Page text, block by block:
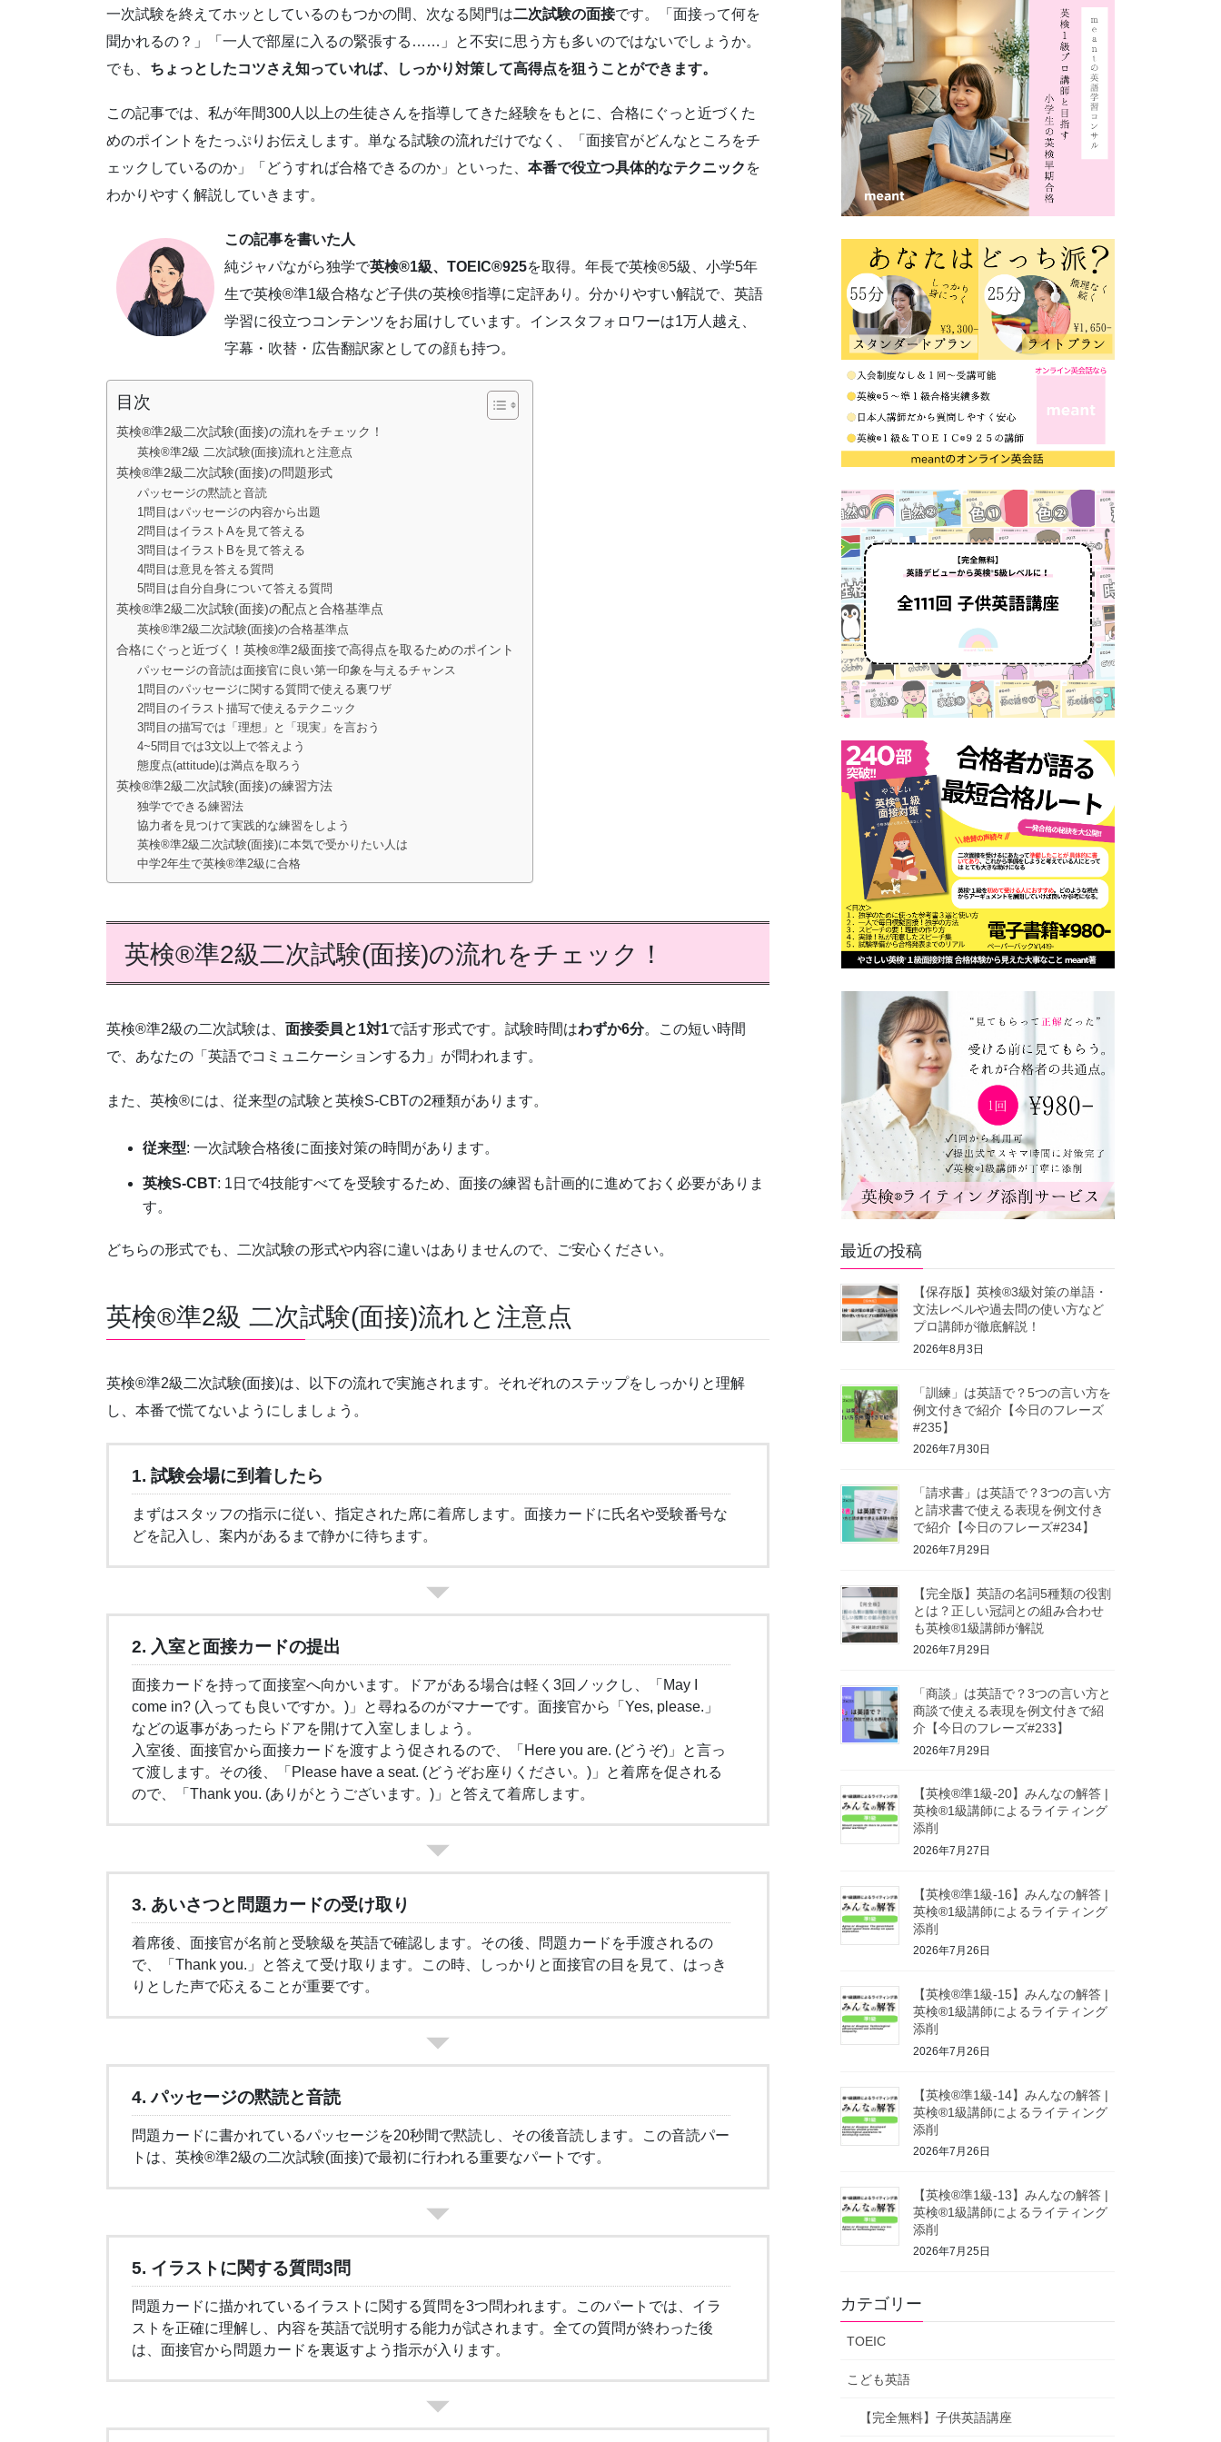
一次試験を終えてホッとしているのもつかの間、次なる関門は二次試験の面接です。「面接って何を
聞かれるの？」「一人で部屋に入るの緊張する……」と不安に思う方も多いのではないでしょうか。
でも、 ちょっとしたコツさえ知っていれば、しっかり対策して高得点を狙うことができます。
この記事では、私が年間300人以上の生徒さんを指導してきた経験をもとに、合格にぐっと近づくた
めのポイントをたっぷりお伝えします。単なる試験の流れだけでなく、「面接官がどんなところをチ
ェックしているのか」「どうすれば合格できるのか」といった、 本番で役立つ具体的なテクニック を
わかりやすく解説していきます。
この記事を書いた人
純ジャパながら独学で英検®1級、TOEIC®925を取得。年長で英検®5級、小学5年
生で英検®準1級合格など子供の英検®指導に定評あり。分かりやすい解説で、英語
学習に役立つコンテンツをお届けしています。インスタフォロワーは1万人越え、
字幕・吹替・広告翻訳家としての顔も持つ。
目次
英検®準2級二次試験(面接)の流れをチェック！
英検®準2級 二次試験(面接)流れと注意点
英検®準2級二次試験(面接)の問題形式
パッセージの黙読と音読
1問目はパッセージの内容から出題
2問目はイラストAを見て答える
3問目はイラストBを見て答える
4問目は意見を答える質問
5問目は自分自身について答える質問
英検®準2級二次試験(面接)の配点と合格基準点
英検®準2級二次試験(面接)の合格基準点
合格にぐっと近づく！英検®準2級面接で高得点を取るためのポイント
パッセージの音読は面接官に良い第一印象を与えるチャンス
1問目のパッセージに関する質問で使える裏ワザ
2問目のイラスト描写で使えるテクニック
3問目の描写では「理想」と「現実」を言おう
4~5問目では3文以上で答えよう
態度点(attitude)は満点を取ろう
英検®準2級二次試験(面接)の練習方法
独学でできる練習法
協力者を見つけて実践的な練習をしよう
英検®準2級二次試験(面接)に本気で受かりたい人は
中学2年生で英検®準2級に合格
英検®準2級二次試験(面接)の流れをチェック！
英検®準2級の二次試験は、 面接委員と1対1で話す形式です。試験時間はわずか6分。この短い時間
で、あなたの「英語でコミュニケーションする力」が問われます。
また、英検®には、従来型の試験と英検S-CBTの2種類があります。
従来型: 一次試験合格後に面接対策の時間があります。
英検S-CBT: 1日で4技能すべてを受験するため、面接の練習も計画的に進めておく必要がありま
す。
どちらの形式でも、二次試験の形式や内容に違いはありませんので、ご安心ください。
英検®準2級 二次試験(面接)流れと注意点
英検®準2級二次試験(面接)は、以下の流れで実施されます。それぞれのステップをしっかりと理解
し、本番で慌てないようにしましょう。
1. 試験会場に到着したら
まずはスタッフの指示に従い、指定された席に着席します。面接カードに氏名や受験番号な
どを記入し、案内があるまで静かに待ちます。
2. 入室と面接カードの提出
面接カードを持って面接室へ向かいます。ドアがある場合は軽く3回ノックし、「May I
come in? (入っても良いですか。)」と尋ねるのがマナーです。面接官から「Yes, please.」
などの返事があったらドアを開けて入室しましょう。
入室後、面接官から面接カードを渡すよう促されるので、「Here you are. (どうぞ)」と言っ
て渡します。その後、「Please have a seat. (どうぞお座りください。)」と着席を促される
ので、「Thank you. (ありがとうございます。)」と答えて着席します。
3. あいさつと問題カードの受け取り
着席後、面接官が名前と受験級を英語で確認します。その後、問題カードを手渡されるの
で、「Thank you.」と答えて受け取ります。この時、しっかりと面接官の目を見て、はっき
りとした声で応えることが重要です。
4. パッセージの黙読と音読
問題カードに書かれているパッセージを20秒間で黙読し、その後音読します。この音読パー
トは、英検®準2級の二次試験(面接)で最初に行われる重要なパートです。
5. イラストに関する質問3問
問題カードに描かれているイラストに関する質問を3つ問われます。このパートでは、イラ
ストを正確に理解し、内容を英語で説明する能力が試されます。全ての質問が終わった後
は、面接官から問題カードを裏返すよう指示が入ります。
最近の投稿
【保存版】英検®3級対策の単語・
文法レベルや過去問の使い方など
プロ講師が徹底解説！
2026年8月3日
「訓練」は英語で？5つの言い方を
例文付きで紹介【今日のフレーズ
#235】
2026年7月30日
「請求書」は英語で？3つの言い方
と請求書で使える表現を例文付き
で紹介【今日のフレーズ#234】
2026年7月29日
【完全版】英語の名詞5種類の役割
とは？正しい冠詞との組み合わせ
も英検®1級講師が解説
2026年7月29日
「商談」は英語で？3つの言い方と
商談で使える表現を例文付きで紹
介【今日のフレーズ#233】
2026年7月29日
【英検®準1級-20】みんなの解答 |
英検®1級講師によるライティング
添削
2026年7月27日
【英検®準1級-16】みんなの解答 |
英検®1級講師によるライティング
添削
2026年7月26日
【英検®準1級-15】みんなの解答 |
英検®1級講師によるライティング
添削
2026年7月26日
【英検®準1級-14】みんなの解答 |
英検®1級講師によるライティング
添削
2026年7月26日
【英検®準1級-13】みんなの解答 |
英検®1級講師によるライティング
添削
2026年7月25日
カテゴリー
TOEIC
こども英語
【完全無料】子供英語講座